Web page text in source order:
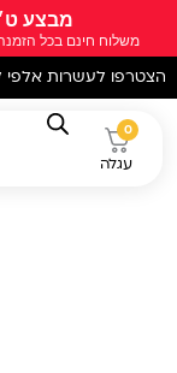
לתוכן
מבצע
משלוח חינם בכל הזמנה + עד 40%
אלפי לקוחות
0
עגלה